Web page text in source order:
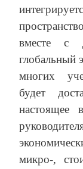
вместе с
глобальный
многих
будет
настоящее
микро-,